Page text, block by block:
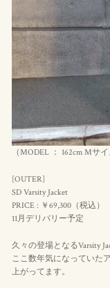
（MODEL ： 162cm Mサ
[OUTER]
SD Varsity Jacket
PRICE : ￥69,300（税込 ）
11月デリバリー予定
久々の登場となるVarsity
ここ数年気になっていた
上がってます。